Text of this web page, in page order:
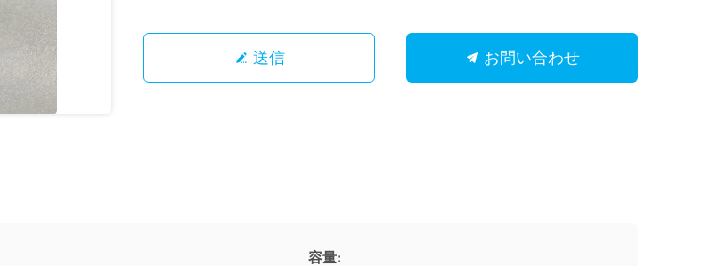
送信 お問い合わせ
容量: